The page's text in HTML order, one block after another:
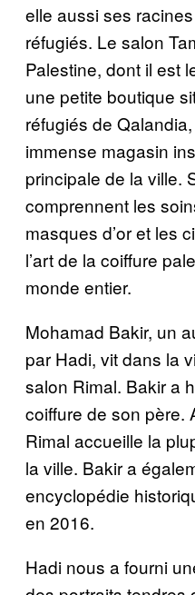
elle aussi ses
réfugiés. Le salon
Palestine, dont il est
une petite boutique
réfugiés de
immense magasin
principale de la ville.
comprennent les
masques d’or et les
l’art de la coiffure
monde entier.
Mohamad Bakir, un
par Hadi, vit dans la
salon Rimal. Bakir a
coiffure de son père.
Rimal accueille la
la ville. Bakir a
encyclopédie
en 2016.
Hadi nous a fourni